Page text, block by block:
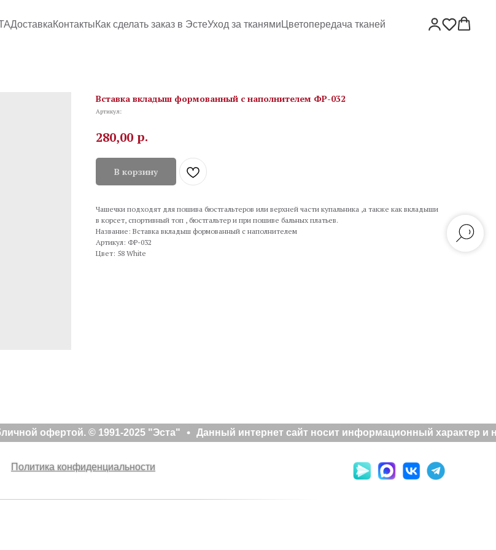
ДоставкаКонтактыКак сделать заказ в ЭстеУход за тканями Цветопередача тканей
Вставка вкладыш формованный с наполнителем ФР-032
Артикул:
280,00 р.
В корзину
Чашечки подходят для пошива бюстгальтеров или верхней части купальника ,а также как вкладыши
в корсет, спортивный топ , бюстгальтер и при пошиве бальных платьев.
Название: Вставка вкладыш формованный с наполнителем
Артикул: ФР-032
Цвет: 58 White
офертой. © 1991-2025 "Эста" Данный интернет сайт носит информационный характер и
Политика конфиденциальности